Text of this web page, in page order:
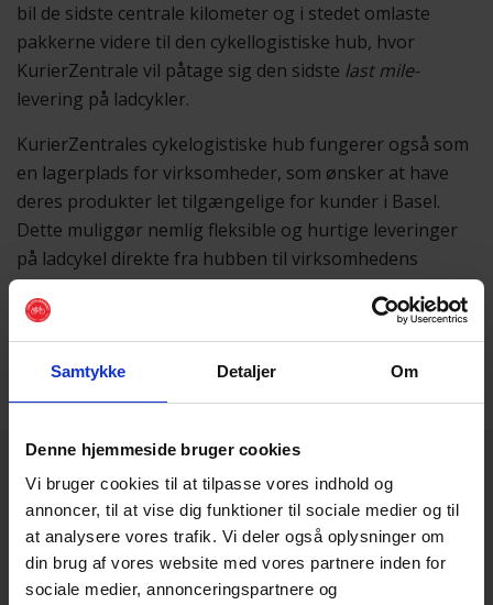
Samtykke Detaljer Om
Denne hjemmeside bruger cookies
Vi bruger cookies til at tilpasse vores indhold og
annoncer, til at vise dig funktioner til sociale medier og til
at analysere vores trafik. Vi deler også oplysninger om
din brug af vores website med vores partnere inden for
sociale medier, annonceringspartnere og
bil de sidste centrale kilometer og i stedet omlaste
pakkerne videre til den cykellogistiske hub, hvor
KurierZentrale vil påtage sig den sidste last mile-
levering på ladcykler.
KurierZentrales cykelogistiske hub fungerer også som
en lagerplads for virksomheder, som ønsker at have
deres produkter let tilgængelige for kunder i Basel.
Dette muliggør nemlig fleksible og hurtige leveringer
på ladcykel direkte fra hubben til virksomhedens
kunder.
Se også